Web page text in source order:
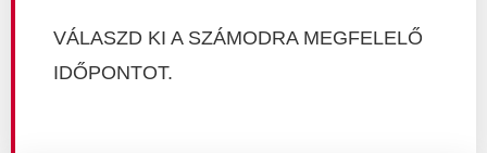
VÁLASZD KI A SZÁMODRA MEGFELELŐ
IDŐPONTOT.